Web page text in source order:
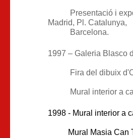
Presentació i
Madrid, Pl. Catalunya,
Barcelona.
1997 – Galeria Blasco
Fira del dibuix
Mural interior a
1998 - Mural interior a
Mural Masia Can